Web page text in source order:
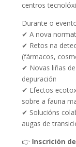
centros
Durante o
✔ A nova
✔ Retos na
(fármacos,
✔ Novas liñas
depuración
✔ Efectos
sobre a fauna
✔ Solucións
augas de
👉 Inscrición